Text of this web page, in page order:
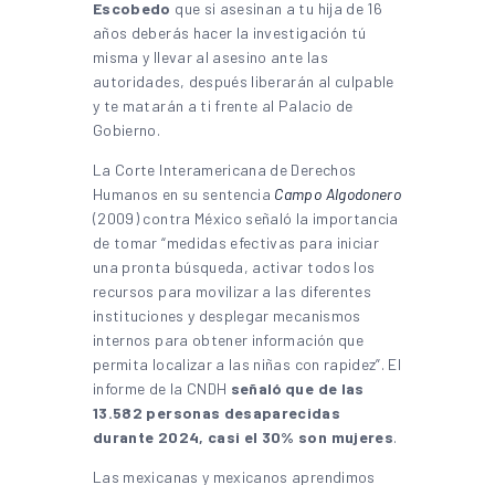
Escobedo que si asesinan a tu hija de 16
años deberás hacer la investigación tú
misma y llevar al asesino ante las
autoridades, después liberarán al culpable
y te matarán a ti frente al Palacio de
Gobierno.
La Corte Interamericana de Derechos
Humanos en su sentencia Campo Algodonero
(2009) contra México señaló la importancia
de tomar “medidas efectivas para iniciar
una pronta búsqueda, activar todos los
recursos para movilizar a las diferentes
instituciones y desplegar mecanismos
internos para obtener información que
permita localizar a las niñas con rapidez”. El
informe de la CNDH señaló que de las
13.582 personas desaparecidas
durante 2024, casi el 30% son mujeres.
Las mexicanas y mexicanos aprendimos